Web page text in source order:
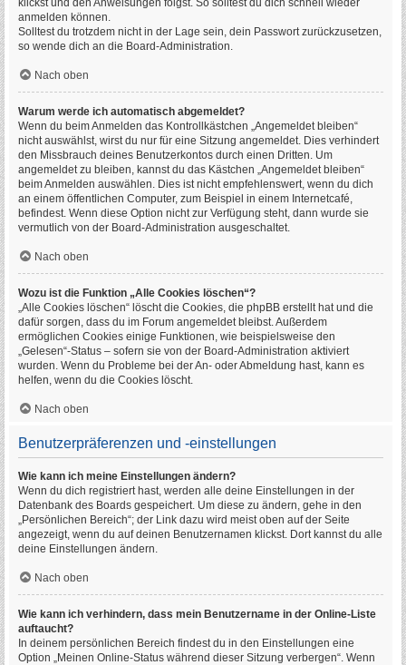
klickst und den Anweisungen folgst. So solltest du dich schnell wieder
anmelden können.
Solltest du trotzdem nicht in der Lage sein, dein Passwort zurückzusetzen,
so wende dich an die Board-Administration.
Nach oben
Warum werde ich automatisch abgemeldet?
Wenn du beim Anmelden das Kontrollkästchen „Angemeldet bleiben“
nicht auswählst, wirst du nur für eine Sitzung angemeldet. Dies verhindert
den Missbrauch deines Benutzerkontos durch einen Dritten. Um
angemeldet zu bleiben, kannst du das Kästchen „Angemeldet bleiben“
beim Anmelden auswählen. Dies ist nicht empfehlenswert, wenn du dich
an einem öffentlichen Computer, zum Beispiel in einem Internetcafé,
befindest. Wenn diese Option nicht zur Verfügung steht, dann wurde sie
vermutlich von der Board-Administration ausgeschaltet.
Nach oben
Wozu ist die Funktion „Alle Cookies löschen“?
„Alle Cookies löschen“ löscht die Cookies, die phpBB erstellt hat und die
dafür sorgen, dass du im Forum angemeldet bleibst. Außerdem
ermöglichen Cookies einige Funktionen, wie beispielsweise den
„Gelesen“-Status – sofern sie von der Board-Administration aktiviert
wurden. Wenn du Probleme bei der An- oder Abmeldung hast, kann es
helfen, wenn du die Cookies löscht.
Nach oben
Benutzerpräferenzen und -einstellungen
Wie kann ich meine Einstellungen ändern?
Wenn du dich registriert hast, werden alle deine Einstellungen in der
Datenbank des Boards gespeichert. Um diese zu ändern, gehe in den
„Persönlichen Bereich“; der Link dazu wird meist oben auf der Seite
angezeigt, wenn du auf deinen Benutzernamen klickst. Dort kannst du alle
deine Einstellungen ändern.
Nach oben
Wie kann ich verhindern, dass mein Benutzername in der Online-Liste
auftaucht?
In deinem persönlichen Bereich findest du in den Einstellungen eine
Option „Meinen Online-Status während dieser Sitzung verbergen“. Wenn